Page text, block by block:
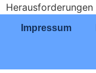
Impressum